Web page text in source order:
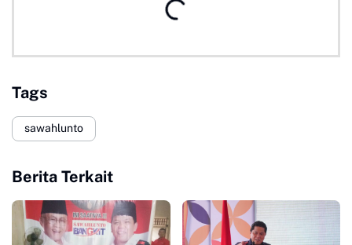
Tags
sawahlunto
Berita Terkait